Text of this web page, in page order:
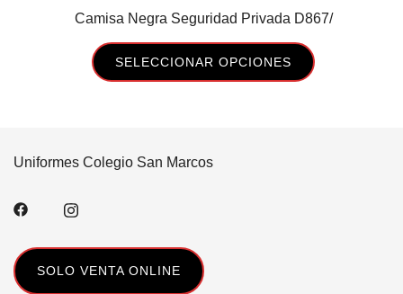
producto
Camisa Negra Seguridad Privada D867/
SELECCIONAR OPCIONES
múltiples
pueden
Uniformes Colegio San Marcos
SOLO VENTA ONLINE